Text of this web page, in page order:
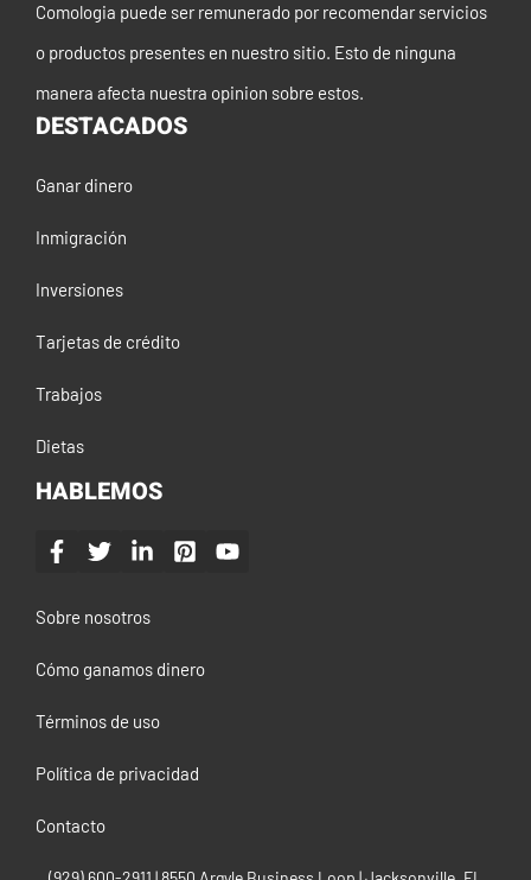
Comologia puede ser remunerado por recomendar servicios
o productos presentes en nuestro sitio. Esto de ninguna
manera afecta nuestra opinion sobre estos.
DESTACADOS
Ganar dinero
Inmigración
Inversiones
Tarjetas de crédito
Trabajos
Dietas
HABLEMOS
Sobre nosotros
Cómo ganamos dinero
Términos de uso
Política de privacidad
Contacto